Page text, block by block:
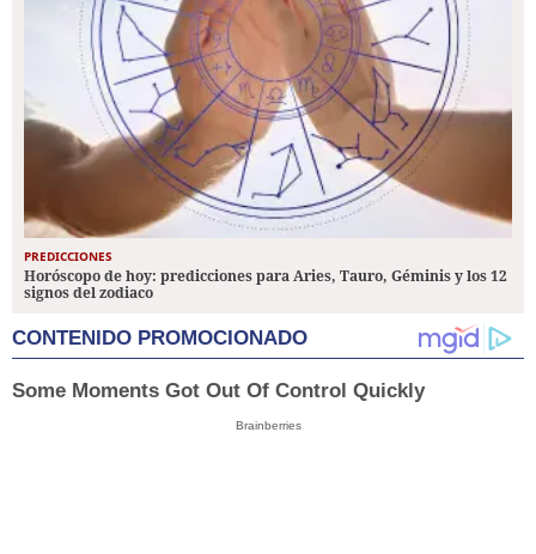
PREDICCIONES
Horóscopo de hoy: predicciones para Aries, Tauro, Géminis y los 12
signos del zodiaco
CONTENIDO PROMOCIONADO
Some Moments Got Out Of Control Quickly
Brainberries